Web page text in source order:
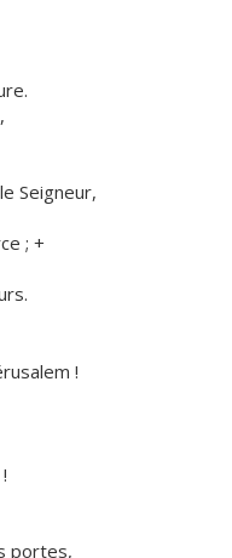
Seigneur,
; +
!
portes,